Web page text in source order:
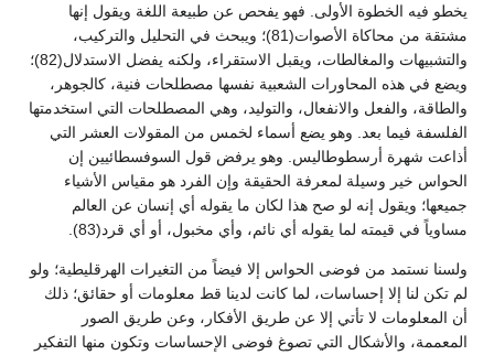
يخطو فيه الخطوة الأولى. فهو يفحص عن طبيعة اللغة ويقول إنها
مشتقة من محاكاة الأصوات(81)؛ ويبحث في التحليل والتركيب،
والتشبيهات والمغالطات، ويقبل الاستقراء، ولكنه يفضل الاستدلال(82)؛
ويضع في هذه المحاورات الشعبية نفسها مصطلحات فنية، كالجوهر،
والطاقة، والفعل والانفعال، والتوليد، وهي المصطلحات التي استخدمتها
الفلسفة فيما بعد. وهو يضع أسماء لخمس من المقولات العشر التي
أذاعت شهرة أرسطوطاليس. وهو يرفض قول السوفسطائيين إن
الحواس خير وسيلة لمعرفة الحقيقة وإن الفرد هو مقياس الأشياء
جميعها؛ ويقول إنه لو صح هذا لكان ما يقوله أي إنسان عن العالم
مساوياً في قيمته لما يقوله أي نائم، وأي مخبول، أو أي قرد(83).
ولسنا نستمد من فوضى الحواس إلا فيضاً من التغيرات الهرقليطية؛ ولو
لم تكن لنا إلا إحساسات، لما كانت لدينا قط معلومات أو حقائق؛ ذلك
أن المعلومات لا تأتي إلا عن طريق الأفكار، وعن طريق الصور
المعممة، والأشكال التي تصوغ فوضى الإحساسات وتكون منها التفكير